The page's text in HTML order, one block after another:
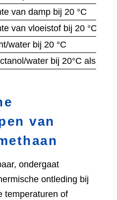
van damp bij 20 °C
van vloeistof bij 20 °C
water bij 20 °C
water bij 20°C als log
van
ondergaat
ontleding bij
temperaturen of